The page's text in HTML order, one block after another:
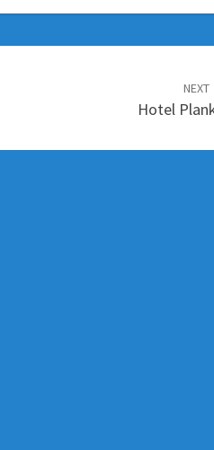
NEXT
Hotel